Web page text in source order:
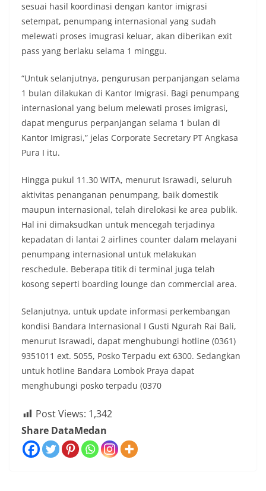
sesuai hasil koordinasi dengan kantor imigrasi
setempat, penumpang internasional yang sudah
melewati proses imugrasi keluar, akan diberikan exit
pass yang berlaku selama 1 minggu.
“Untuk selanjutnya, pengurusan perpanjangan selama
1 bulan dilakukan di Kantor Imigrasi. Bagi penumpang
internasional yang belum melewati proses imigrasi,
dapat mengurus perpanjangan selama 1 bulan di
Kantor Imigrasi,” jelas Corporate Secretary PT Angkasa
Pura I itu.
Hingga pukul 11.30 WITA, menurut Israwadi, seluruh
aktivitas penanganan penumpang, baik domestik
maupun internasional, telah direlokasi ke area publik.
Hal ini dimaksudkan untuk mencegah terjadinya
kepadatan di lantai 2 airlines counter dalam melayani
penumpang internasional untuk melakukan
reschedule. Beberapa titik di terminal juga telah
kosong seperti boarding lounge dan commercial area.
Selanjutnya, untuk update informasi perkembangan
kondisi Bandara Internasional I Gusti Ngurah Rai Bali,
menurut Israwadi, dapat menghubungi hotline (0361)
9351011 ext. 5055, Posko Terpadu ext 6300. Sedangkan
untuk hotline Bandara Lombok Praya dapat
menghubungi posko terpadu (0370
Post Views: 1,342
Share DataMedan